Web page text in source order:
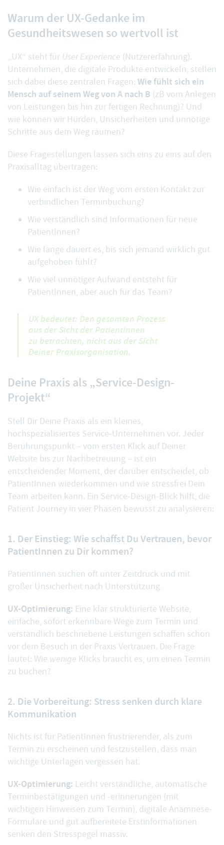
Warum der UX-Gedanke im
Gesundheitswesen so wertvoll ist
„UX“ steht für User Experience (Nutzererfahrung).
Unternehmen, die digitale Produkte entwickeln, stellen
sich dabei diese zentralen Fragen: Wie fühlt sich ein
Mensch auf seinem Weg von A nach B (zB vom Anlegen
von Leistungen bis hin zur fertigen Rechnung)? Und
wie können wir Hürden, Unsicherheiten und unnötige
Schritte aus dem Weg räumen?
Diese Fragestellungen lassen sich eins zu eins auf den
Praxisalltag übertragen:
Wie einfach ist der Weg vom ersten Kontakt zur
verbindlichen Terminbuchung?
Wie verständlich sind Informationen für neue
PatientInnen?
Wie lange dauert es, bis sich jemand wirklich gut
aufgehoben fühlt?
Wie viel unnötiger Aufwand entsteht für
PatientInnen, aber auch für das Team?
UX bedeutet: Den gesamten Prozess
aus der Sicht der PatientInnen
zu betrachten, nicht aus der Sicht
Deiner Praxisorganisation.
Deine Praxis als „Service-Design-
Projekt“
Stell Dir Deine Praxis als ein kleines,
hochspezialisiertes Service-Unternehmen vor. Jeder
Berührungspunkt – vom ersten Klick auf Deiner
Website bis zur Nachbetreuung – ist ein
entscheidender Moment, der darüber entscheidet, ob
PatientInnen wiederkommen und wie stressfrei Dein
Team arbeiten kann. Ein Service-Design-Blick hilft, die
Patient Journey in vier Phasen bewusst zu analysieren:
1. Der Einstieg: Wie schaffst Du Vertrauen, bevor
PatientInnen zu Dir kommen?
PatientInnen suchen oft unter Zeitdruck und mit
großer Unsicherheit nach Unterstützung.
UX-Optimierung: Eine klar strukturierte Website,
einfache, sofort erkennbare Wege zum Termin und
verständlich beschriebene Leistungen schaffen schon
vor dem Besuch in der Praxis Vertrauen. Die Frage
lautet: Wie wenige Klicks braucht es, um einen Termin
zu buchen?
2. Die Vorbereitung: Stress senken durch klare
Kommunikation
Nichts ist für PatientInnen frustrierender, als zum
Termin zu erscheinen und festzustellen, dass man
wichtige Unterlagen vergessen hat.
UX-Optimierung: Leicht verständliche, automatische
Terminbestätigungen und -erinnerungen (mit
wichtigen Hinweisen zum Termin), digitale Anamnese-
Formulare und gut aufbereitete Erstinformationen
senken den Stresspegel massiv.